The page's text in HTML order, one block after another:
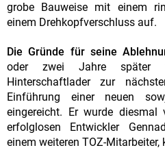
grobe Bauweise mit einem
einem Drehkopfverschluss auf.
Die Gründe für seine
oder zwei Jahre später
Hinterschaftlader zur
Einführung einer neuen
eingereicht. Er wurde diesmal
erfolglosen Entwickler
einem weiteren TOZ-Mitarbeiter,